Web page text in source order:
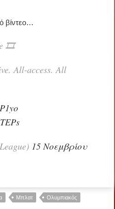
βίντεο…
🎞
All-access. All
15 Νοεμβρίου
Μπλατ Ολυμπιακός